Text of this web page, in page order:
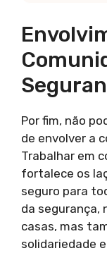
Por fim, não
de envolver a
Trabalhar em
fortalece os
seguro para
da segurança,
casas, mas
solidariedade